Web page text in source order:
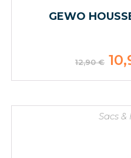
GEWO
12,90€ Le
prix
était :
Sacs &